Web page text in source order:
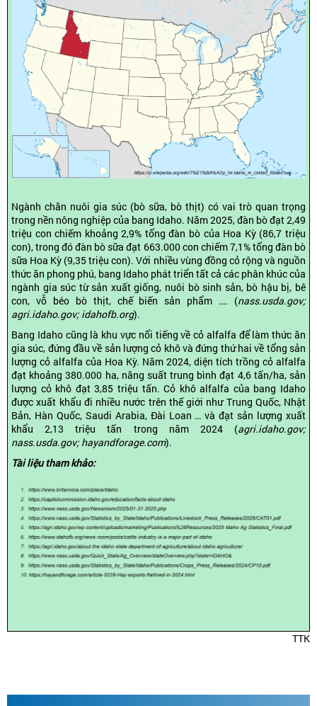
Ngành chăn nuôi gia súc (bò sữa, bò thịt) có vai trò quan trọng
trong nền nông nghiệp của bang Idaho. Năm 2025, đàn bò đạt 2,49
triệu con chiếm khoảng 2,9% tổng đàn bò của Hoa Kỳ (86,7 triệu
con), trong đó đàn bò sữa đạt 663.000 con chiếm 7,1% tổng đàn bò
sữa Hoa Kỳ (9,35 triệu con). Với nhiều vùng đồng cỏ rộng và nguồn
thức ăn phong phú, bang Idaho phát triển tất cả các phân khúc của
ngành gia súc từ sản xuất giống, nuôi bò sinh sản, bò hậu bị, bê
con, vỗ béo bò thịt, chế biến sản phẩm …. (nass.usda.gov;
agri.idaho.gov; idahofb.org).
Bang Idaho cũng là khu vực nổi tiếng về cỏ alfalfa để làm thức ăn
gia súc, đứng đầu về sản lượng cỏ khô và đứng thứ hai về tổng sản
lượng cỏ alfalfa của Hoa Kỳ. Năm 2024, diện tích trồng cỏ alfalfa
đạt khoảng 380.000 ha, năng suất trung bình đạt 4,6 tấn/ha, sản
lượng cỏ khô đạt 3,85 triệu tấn. Cỏ khô alfalfa của bang Idaho
được xuất khẩu đi nhiều nước trên thế giới như Trung Quốc, Nhật
Bản, Hàn Quốc, Saudi Arabia, Đài Loan … và đạt sản lượng xuất
khẩu 2,13 triệu tấn trong năm 2024 (agri.idaho.gov;
nass.usda.gov; hayandforage.com).
Tài liệu tham khảo:
TTK